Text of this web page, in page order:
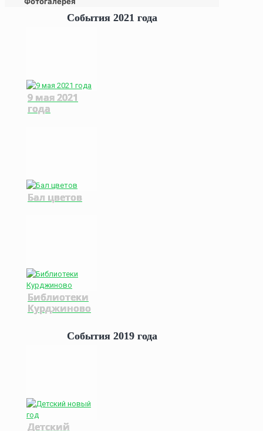
События 2021 года
9 мая 2021
года
Бал цветов
Библиотеки
Курджиново
События 2019 года
Детский